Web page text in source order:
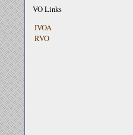
VO Links
IVOA
RVO